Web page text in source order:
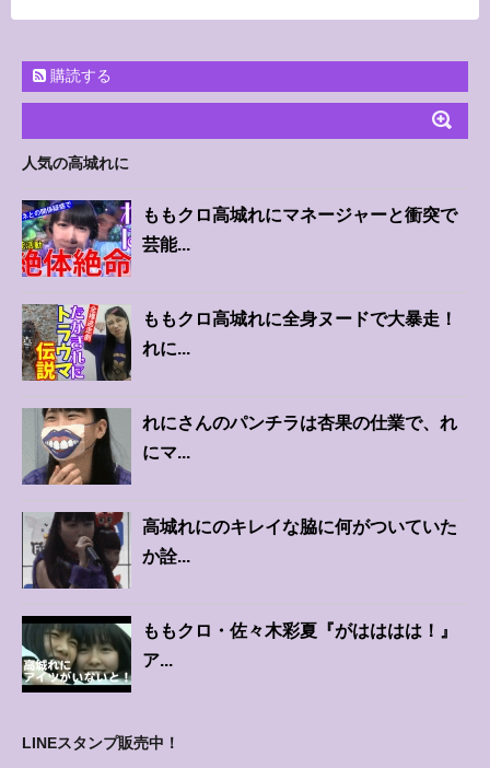
購読する
人気の高城れに
ももクロ高城れにマネージャーと衝突で
芸能...
ももクロ高城れに全身ヌードで大暴走！
れに...
れにさんのパンチラは杏果の仕業で、れ
にマ...
高城れにのキレイな脇に何がついていた
か詮...
ももクロ・佐々木彩夏『がはははは！』
ア...
LINEスタンプ販売中！